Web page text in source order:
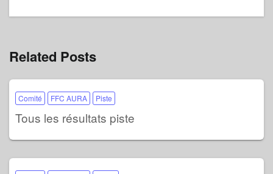
Related Posts
Comité FFC AURA Piste
Tous les résultats piste